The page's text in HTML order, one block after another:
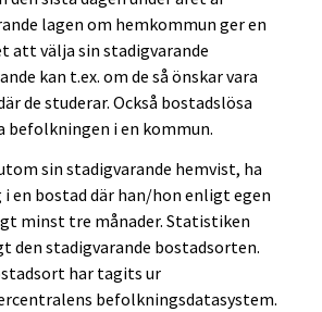
lagen om hemkommun ger en
att välja sin stadigvarande
kan t.ex. om de så önskar vara
de studerar. Också bostadslösa
befolkningen i en kommun.
sin stadigvarande hemvist, ha
en bostad där han/hon enligt egen
minst tre månader. Statistiken
den stadigvarande bostadsorten.
har tagits ur
befolkningsdatasystem.